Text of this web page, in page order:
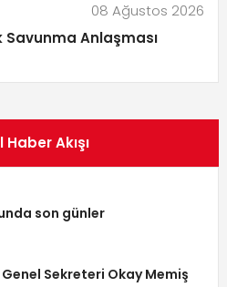
08 Ağustos 2026
Savunma Anlaşması
Akışı
son günler
Sekreteri Okay Memiş